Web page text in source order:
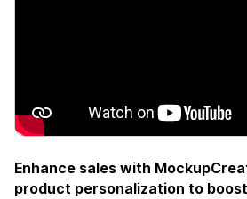
Enhance sales with
product personalization to